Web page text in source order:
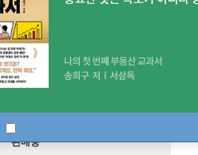
판매중